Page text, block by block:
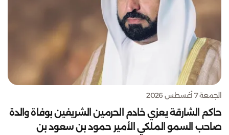
الجمعة 7 أغسطس 2026
حاكم الشارقة يعزي خادم الحرمين الشريفين بوفاة والدة
صاحب السمو الملكي الأمير حمود بن سعود بن